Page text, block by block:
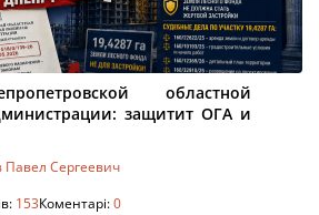
областной
защитит ОГА и
Павел Сергеевич
153Коментарі:0